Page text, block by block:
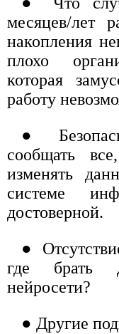
месяцев/лет
накопления
плохо
которая
работу
●
сообщать
изменять
системе
достоверной.
●
где брать
нейросети?
● Другие